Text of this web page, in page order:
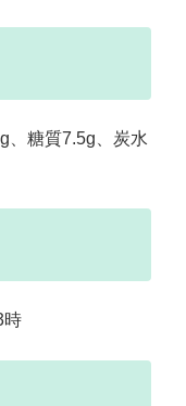
、糖質7.5g、炭水